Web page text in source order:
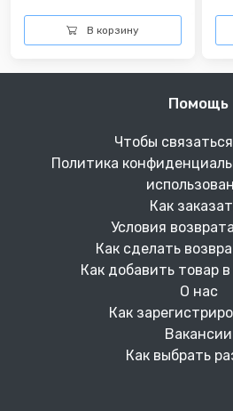
В корзину
Помощь
Чтобы
Политика
Как
Условия
Как сделать
Как добавить товар
О нас
Как
Вакансии
Как выбрать